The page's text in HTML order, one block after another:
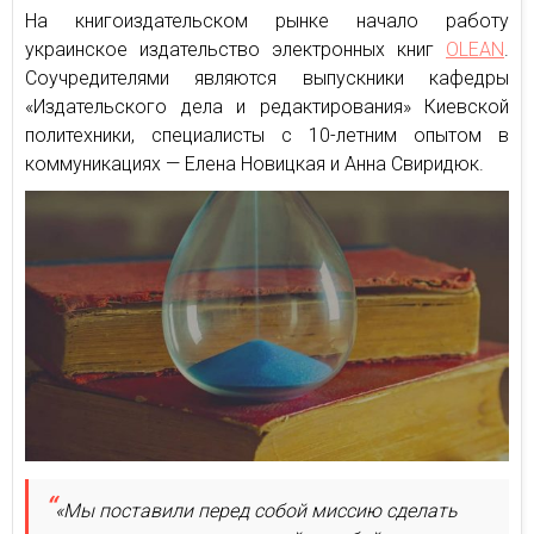
На книгоиздательском рынке начало работу
украинское издательство электронных книг OLEAN.
Соучредителями являются выпускники кафедры
«Издательского дела и редактирования» Киевской
политехники, специалисты с 10-летним опытом в
коммуникациях — Елена Новицкая и Анна Свиридюк.
«Мы поставили перед собой миссию сделать